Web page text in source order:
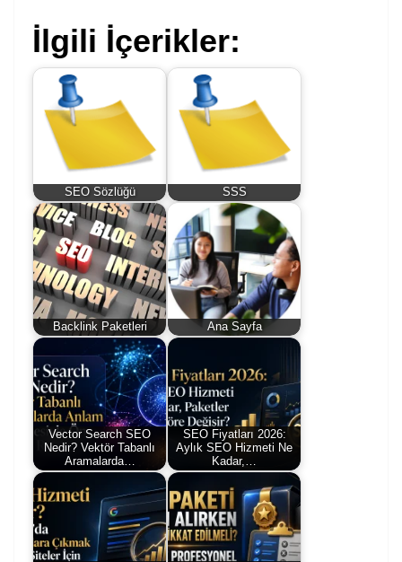
İlgili İçerikler:
SEO Sözlüğü SSS
Backlink Paketleri Ana Sayfa
Vector Search SEO
Nedir? Vektör Tabanlı
Aramalarda…
SEO Fiyatları 2026:
Aylık SEO Hizmeti Ne
Kadar,…